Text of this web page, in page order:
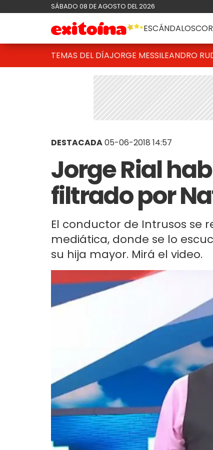
SÁBADO 08 DE AGOSTO DEL 2026
ESCÁNDALOS
TEMAS DEL DÍAJORGE MESSILEANDRO
DESTACADA05-06-2018 14:57
Jorge Rial
filtrado por
El conductor de Intrusos se
mediática, donde se lo
su hija mayor. Mirá el video.